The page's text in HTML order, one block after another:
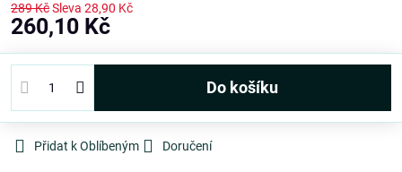
289 KčSleva 28,90 Kč
260,10 Kč
Do košíku
Přidat k Oblíbeným Doručení